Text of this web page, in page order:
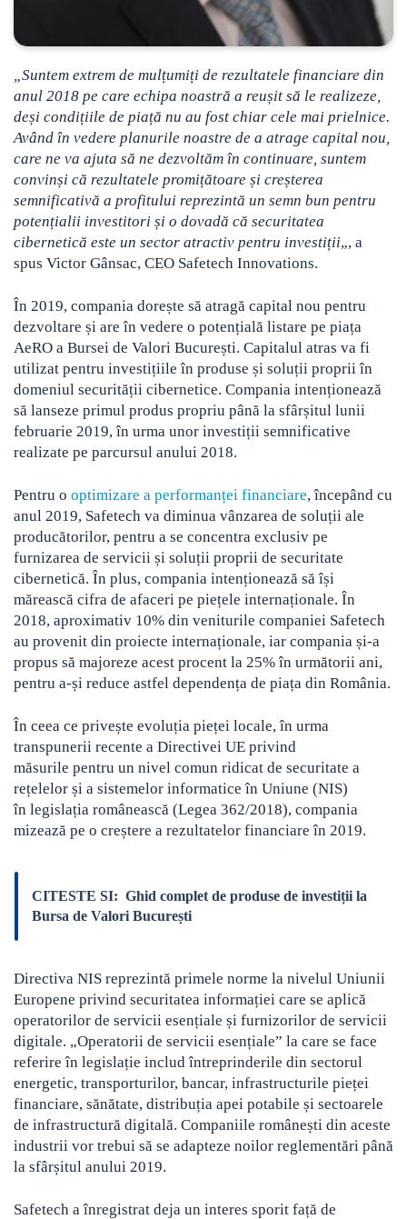
„Suntem extrem de mulțumiți de rezultatele financiare din
anul 2018 pe care echipa noastră a reușit să le realizeze,
deși condițiile de piață nu au fost chiar cele mai prielnice.
Având în vedere planurile noastre de a atrage capital nou,
care ne va ajuta să ne dezvoltăm în continuare, suntem
convinși că rezultatele promițătoare și creșterea
semnificativă a profitului reprezintă un semn bun pentru
potențialii investitori și o dovadă că securitatea
cibernetică este un sector atractiv pentru investiții„, a
spus Victor Gânsac, CEO Safetech Innovations.
În 2019, compania dorește să atragă capital nou pentru
dezvoltare și are în vedere o potențială listare pe piața
AeRO a Bursei de Valori București. Capitalul atras va fi
utilizat pentru investițiile în produse și soluții proprii în
domeniul securității cibernetice. Compania intenționează
să lanseze primul produs propriu până la sfârșitul lunii
februarie 2019, în urma unor investiții semnificative
realizate pe parcursul anului 2018.
Pentru o optimizare a performanței financiare, începând cu
anul 2019, Safetech va diminua vânzarea de soluții ale
producătorilor, pentru a se concentra exclusiv pe
furnizarea de servicii și soluții proprii de securitate
cibernetică. În plus, compania intenționează să își
mărească cifra de afaceri pe piețele internaționale. În
2018, aproximativ 10% din veniturile companiei Safetech
au provenit din proiecte internaționale, iar compania și-a
propus să majoreze acest procent la 25% în următorii ani,
pentru a-și reduce astfel dependența de piața din România.
În ceea ce privește evoluția pieței locale, în urma
transpunerii recente a Directivei UE privind
măsurile pentru un nivel comun ridicat de securitate a
rețelelor și a sistemelor informatice în Uniune (NIS)
în legislația românească (Legea 362/2018), compania
mizează pe o creștere a rezultatelor financiare în 2019.
CITESTE SI: Ghid complet de produse de investiții la
Bursa de Valori București
Directiva NIS reprezintă primele norme la nivelul Uniunii
Europene privind securitatea informației care se aplică
operatorilor de servicii esențiale și furnizorilor de servicii
digitale. „Operatorii de servicii esențiale” la care se face
referire în legislație includ întreprinderile din sectorul
energetic, transporturilor, bancar, infrastructurile pieței
financiare, sănătate, distribuția apei potabile și sectoarele
de infrastructură digitală. Companiile românești din aceste
industrii vor trebui să se adapteze noilor reglementări până
la sfârșitul anului 2019.
Safetech a înregistrat deja un interes sporit față de